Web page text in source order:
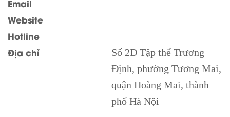
Email
Website
Hotline
Địa chỉ
Số 2D Tập thể Trương
Định, phường Tương Mai,
quận Hoàng Mai, thành
phố Hà Nội